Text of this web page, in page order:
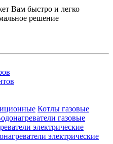
Вам быстро и легко
решение
Котлы газовые
газовые
электрические
электрические